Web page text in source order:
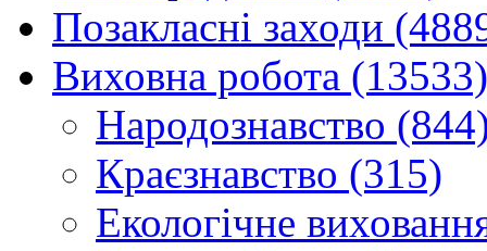
Позакласні заходи
Виховна робота (13533)
Народознавство
Краєзнавство (315)
Екологічне